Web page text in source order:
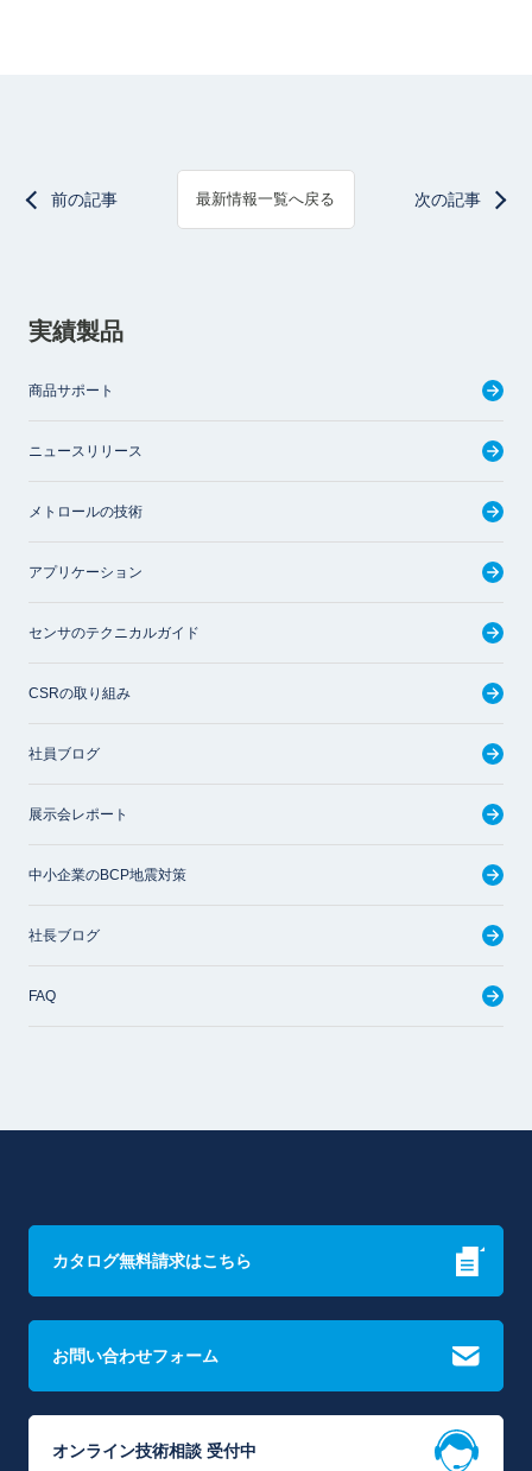
前の記事 最新情報一覧へ戻る 次の記事
実績製品
商品サポート
ニュースリリース
メトロールの技術
アプリケーション
センサのテクニカルガイド
CSRの取り組み
社員ブログ
展示会レポート
中小企業のBCP地震対策
社長ブログ
FAQ
カタログ無料請求はこちら
お問い合わせフォーム
オンライン技術相談 受付中